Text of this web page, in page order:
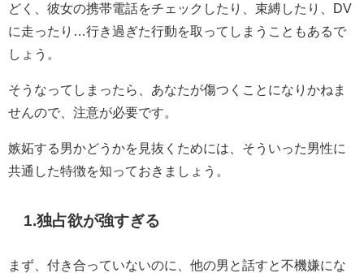
どく、彼女の携帯電話をチェックしたり、束縛したり、DV
に走ったり…行き過ぎた行動を取ってしまうこともあるで
しょう。
そうなってしまったら、あなたが傷つくことになりかねま
せんので、注意が必要です。
嫉妬する男かどうかを見抜くためには、そういった男性に
共通した特徴を知っておきましょう。
1.独占欲が強すぎる
まず、付き合っていないのに、他の男と話すと不機嫌にな